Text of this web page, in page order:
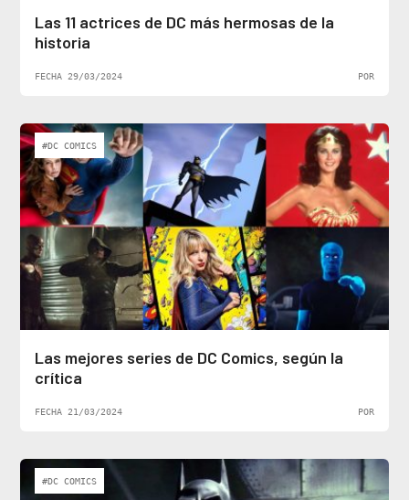
Las 11 actrices de DC más hermosas de la
historia
FECHA 29/03/2024 POR
#DC COMICS
Las mejores series de DC Comics, según la
crítica
FECHA 21/03/2024 POR
#DC COMICS